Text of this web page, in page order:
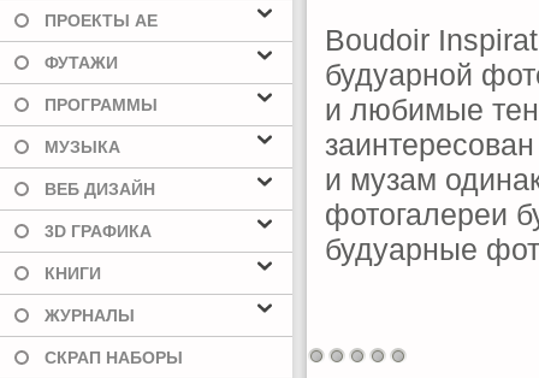
ПРОЕКТЫ AE
ФУТАЖИ
ПРОГРАММЫ
МУЗЫКА
ВЕБ ДИЗАЙН
3D ГРАФИКА
КНИГИ
ЖУРНАЛЫ
СКРАП НАБОРЫ
Boudoir
будуарной
и любимые
и музам
фотогалереи
будуарные